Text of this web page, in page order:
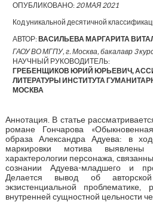
ОПУБЛИКОВАНО: 20 МАЯ 2021
Код уникальной десятичной
АВТОР:ВАСИЛЬЕВА МАРГАРИТА
ГАОУ ВО МГПУ, г. Москва, бакалавр 3
НАУЧНЫЙ РУКОВОДИТЕЛЬ:
ГРЕБЕНЩИКОВ ЮРИЙ ЮРЬЕВИЧ,
ЛИТЕРАТУРЫ ИНСТИТУТА
МОСКВА
Аннотация. В статье
романе Гончарова
образа Александра Адуева: в
маркировки мотива
характерологии персонажа,
сознании Адуева-младшего и
Делается вывод об
экзистенциальной
внутренней сущностной цельности